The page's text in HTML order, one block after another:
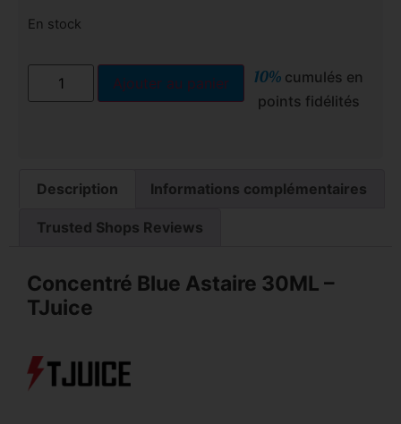
En stock
Ajouter au panier 10% cumulés en
points fidélités
Description Informations complémentaires
Trusted Shops Reviews
Concentré Blue Astaire 30ML –
TJuice